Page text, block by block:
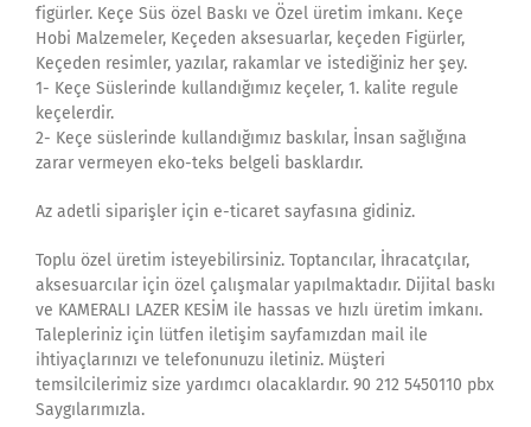
figürler. Keçe Süs özel Baskı ve Özel üretim imkanı. Keçe
Hobi Malzemeler, Keçeden aksesuarlar, keçeden Figürler,
Keçeden resimler, yazılar, rakamlar ve istediğiniz her şey.
1- Keçe Süslerinde kullandığımız keçeler, 1. kalite regule
keçelerdir.
2- Keçe süslerinde kullandığımız baskılar, İnsan sağlığına
zarar vermeyen eko-teks belgeli basklardır.
Az adetli siparişler için e-ticaret sayfasına gidiniz.
Toplu özel üretim isteyebilirsiniz. Toptancılar, İhracatçılar,
aksesuarcılar için özel çalışmalar yapılmaktadır. Dijital baskı
ve KAMERALI LAZER KESİM ile hassas ve hızlı üretim imkanı.
Talepleriniz için lütfen iletişim sayfamızdan mail ile
ihtiyaçlarınızı ve telefonunuzu iletiniz. Müşteri
temsilcilerimiz size yardımcı olacaklardır. 90 212 5450110 pbx
Saygılarımızla.